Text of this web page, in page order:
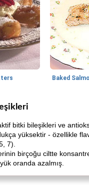
65dakika
bitki bileşikleri ve
yüksektir - özellikle
7).
birçoğu ciltte konsantre
oranda azalmış.